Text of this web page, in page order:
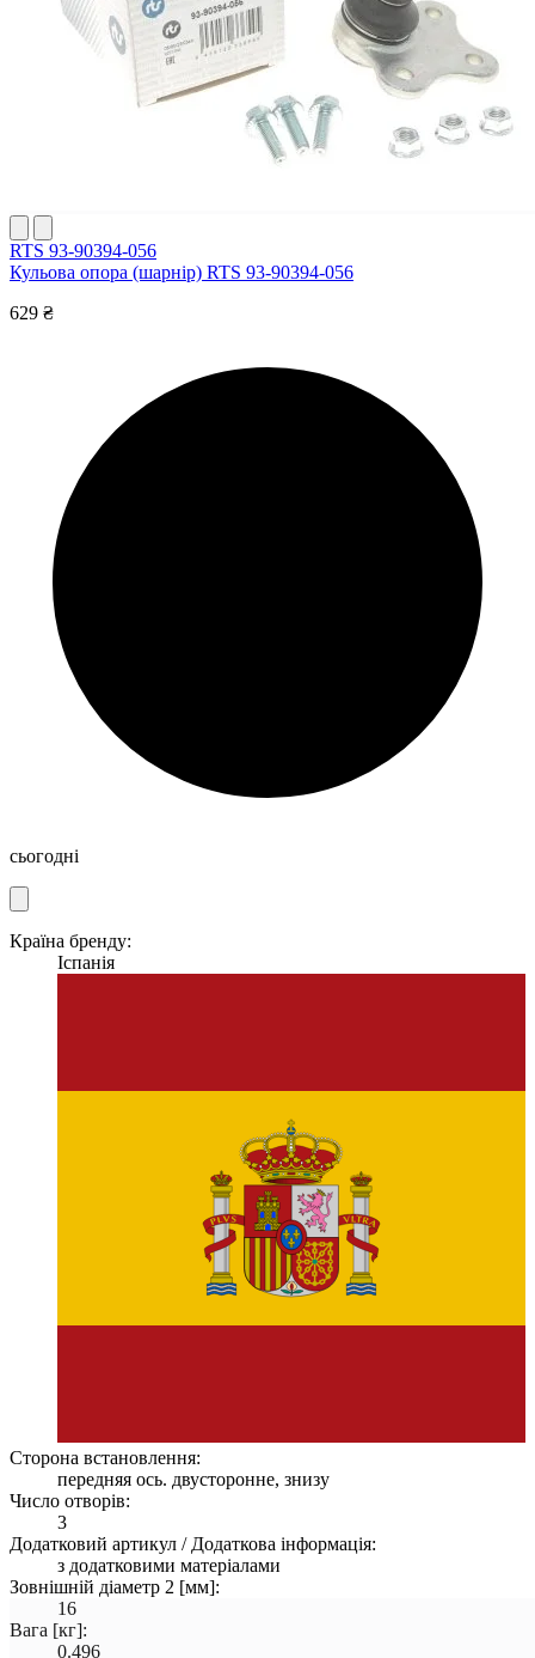
RTS 93-90394-056
Кульова опора (шарнір) RTS 93-90394-056
629 ₴
сьогодні
Країна бренду:
Іспанія
Сторона встановлення:
передняя ось. двусторонне, знизу
Число отворів:
3
Додатковий артикул / Додаткова інформація:
з додатковими матеріалами
Зовнішній діаметр 2 [мм]:
16
Вага [кг]:
0.496